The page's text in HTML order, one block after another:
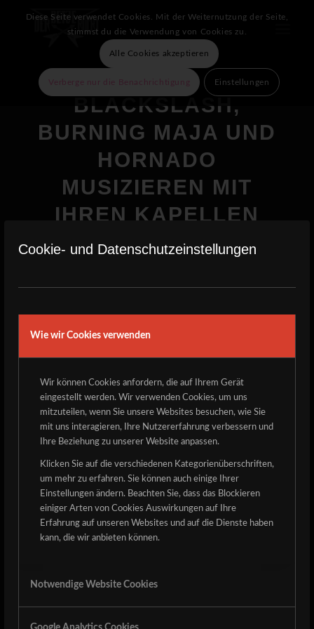
Cookie- und Datenschutzeinstellungen
Wie wir Cookies verwenden
Wir können Cookies anfordern, die auf Ihrem Gerät
eingestellt werden. Wir verwenden Cookies, um uns
mitzuteilen, wenn Sie unsere Websites besuchen, wie Sie
mit uns interagieren, Ihre Nutzererfahrung verbessern und
Ihre Beziehung zu unserer Website anpassen.
Klicken Sie auf die verschiedenen Kategorienüberschriften,
um mehr zu erfahren. Sie können auch einige Ihrer
Einstellungen ändern. Beachten Sie, dass das Blockieren
einiger Arten von Cookies Auswirkungen auf Ihre
Erfahrung auf unseren Websites und auf die Dienste haben
kann, die wir anbieten können.
Notwendige Website Cookies
BLACKSLASH,
BURNING MAJA UND
HORNADO
MUSIZIEREN MIT
IHREN KAPELLEN
AUFM DETZE!
Blackslash, Burning Maja und Hornado musizieren mit
ihren Kapellen aufm Detze!
Blackslash, das heißt traditioneller Heavy Metal aus dem
äußersten Süden Deutschlands. Bei uns feiern die Jungs
ihr 10jähriges Bestehen und präsentieren neben ihrem
Burning Maja
Detze und 2011 im Zuge des ersten Festivals gegründet
Diese Seite verwendet Cookies. Mit der Weiternutzung der Seite,
stimmst du die Verwendung von Cookies zu.
Alle Cookies akzeptieren
Verberge nur die Benachrichtigung Einstellungen